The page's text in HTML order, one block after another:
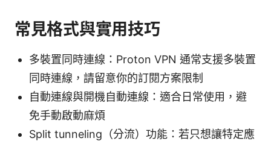
常見格式與實用技巧
多裝置同時連線：Proton VPN 通常支援多裝置
同時連線，請留意你的訂閱方案限制
自動連線與開機自動連線：適合日常使用，避
免手動啟動麻煩
Split tunneling（分流）功能：若只想讓特定應